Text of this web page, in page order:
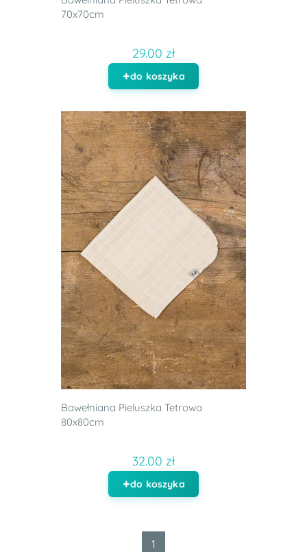
70x70cm
29.00 zł
do koszyka
Bawełniana Pieluszka Tetrowa
80x80cm
32.00 zł
do koszyka
1